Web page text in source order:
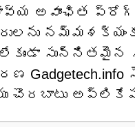
అవాంఛిత
చొరబాటు